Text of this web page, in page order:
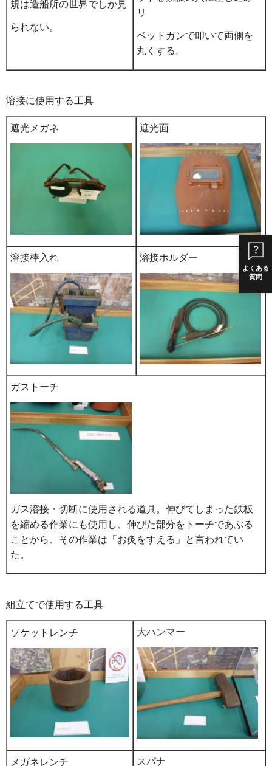
よくある
質問
規は造船所の世界でしか見
られない。
リ
ベットガンで叩いて両側を
丸くする。
溶接に使用する工具
遮光メガネ 遮光面
溶接棒入れ 溶接ホルダー
ガストーチ
ガス溶接・切断に使用される道具。伸びてしまった鉄板
を縮める作業にも使用し、伸びた部分をトーチであぶる
ことから、その作業は「お灸をすえる」と言われてい
た。
組立てで使用する工具
ソケットレンチ 大ハンマー
メガネレンチ スパナ